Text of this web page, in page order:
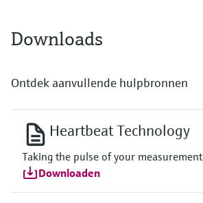
Downloads
Ontdek aanvullende hulpbronnen
Heartbeat Technology
Taking the pulse of your measurement
Downloaden